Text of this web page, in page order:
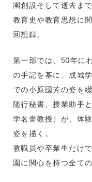
園創設そして逝去ま
教育史や教育思想に
回想録。
第一部では、50年に
の手記を基に、成城
での小原國芳の姿を
随行秘書、授業助手
学名誉教授）が、体
姿を描く。
教職員や卒業生だけ
園に関心を持つ全ての